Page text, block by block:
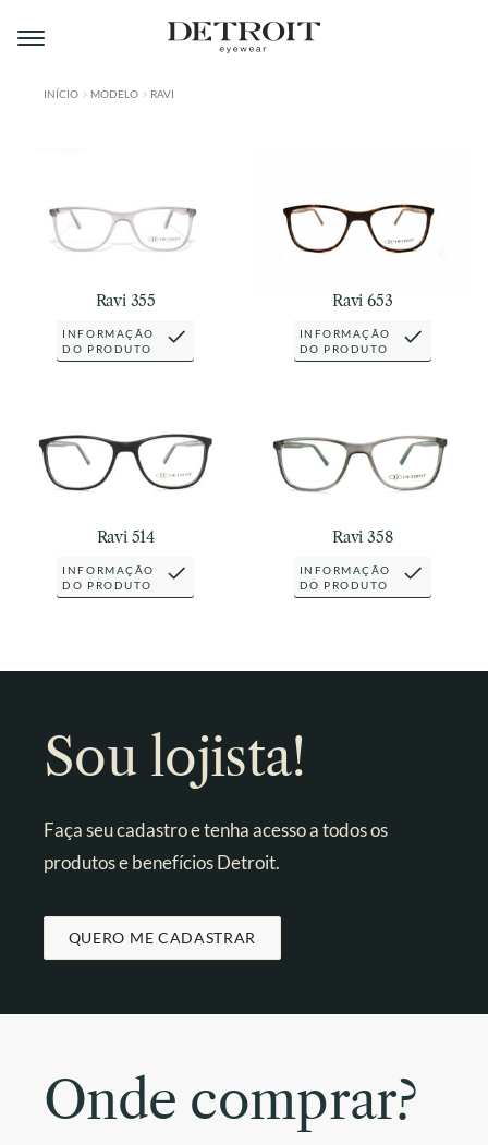
Pular
para
Pular
para
A MONTMARTRE
CONTATO
INÍCIO MODELO RAVI
Ravi 355
INFORMAÇÃO
DO PRODUTO
Ravi 653
INFORMAÇÃO
DO PRODUTO
Ravi 514
INFORMAÇÃO
DO PRODUTO
Ravi 358
INFORMAÇÃO
DO PRODUTO
Sou lojista!
Faça seu cadastro e tenha acesso a todos os
produtos e benefícios Detroit.
QUERO ME CADASTRAR
Onde comprar?